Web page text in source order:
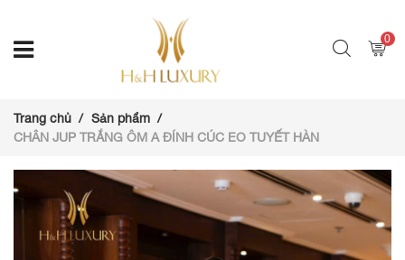
0
Trang chủ
Sản phẩm
CHÂN JUP TRẮNG ÔM A ĐÍNH CÚC EO TUYẾT HÀN